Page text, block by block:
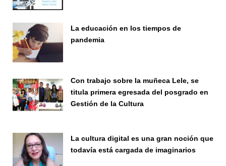
La educación en los tiempos de
pandemia
Con trabajo sobre la muñeca Lele, se
titula primera egresada del posgrado en
Gestión de la Cultura
La cultura digital es una gran noción que
todavía está cargada de imaginarios